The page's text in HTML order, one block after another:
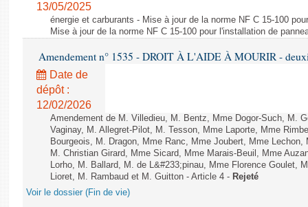
13/05/2025
énergie et carburants - Mise à jour de la norme NF C 15-100
Mise à jour de la norme NF C 15-100 pour l'installation de
Amendement n° 1535 - DROIT À L'AIDE À MOURIR -
Date de
dépôt :
12/02/2026
Amendement de M. Villedieu, M. Bentz, Mme Dogor-Such, M.
Vaginay, M. Allegret-Pilot, M. Tesson, Mme Laporte, Mme
Bourgeois, M. Dragon, Mme Ranc, Mme Joubert, Mme
M. Christian Girard, Mme Sicard, Mme Marais-Beuil, Mme
Lorho, M. Ballard, M. de L&#233;pinau, Mme Florence Goulet,
Lioret, M. Rambaud et M. Guitton - Article 4 - Rejeté
Voir le dossier (Fin de vie)